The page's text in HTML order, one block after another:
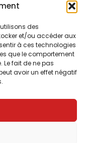
des
et/ou accéder aux
à ces technologies
que le comportement
Le fait de ne pas
avoir un effet négatif
– Le Concept